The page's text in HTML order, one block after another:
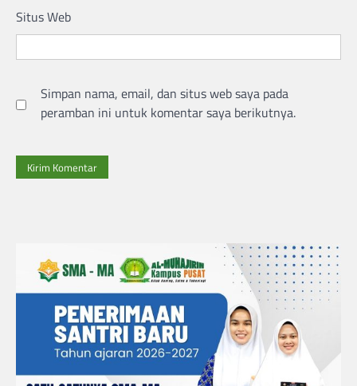
Situs Web
Simpan nama, email, dan situs web saya pada
peramban ini untuk komentar saya berikutnya.